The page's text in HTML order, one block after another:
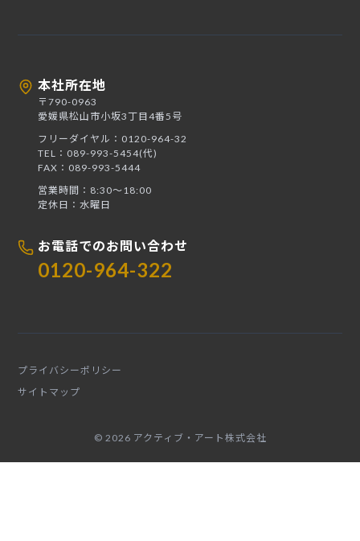
本社所在地
〒790-0963
愛媛県松山市小坂3丁目4番5号
フリーダイヤル：0120-964-32
TEL：089-993-5454(代)
FAX：089-993-5444
営業時間：8:30〜18:00
定休日：水曜日
お電話でのお問い合わせ
0120-964-322
プライバシーポリシー
サイトマップ
© 2026 アクティブ・アート株式会社